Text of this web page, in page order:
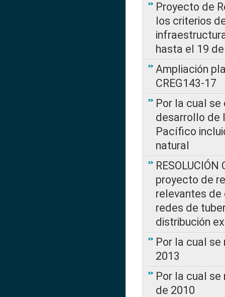
Proyecto de
los criterios
hasta el 19
Ampliación
CREG143-17
Por la cual
desarrollo de
Pacífico
natural
proyecto de
relevantes de
redes de
distribución
Por la cual se
2013
Por la cual se
de 2010